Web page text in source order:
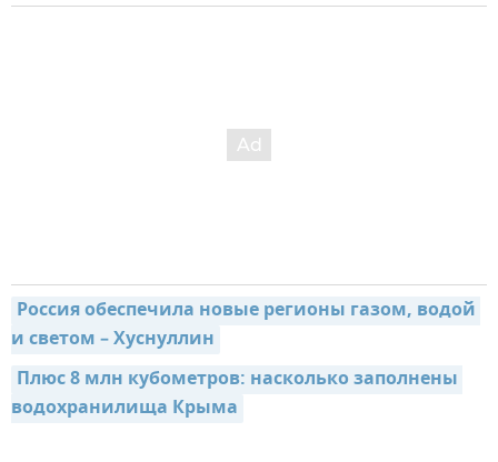
Россия обеспечила новые регионы газом, водой
и светом – Хуснуллин
Плюс 8 млн кубометров: насколько заполнены
водохранилища Крыма